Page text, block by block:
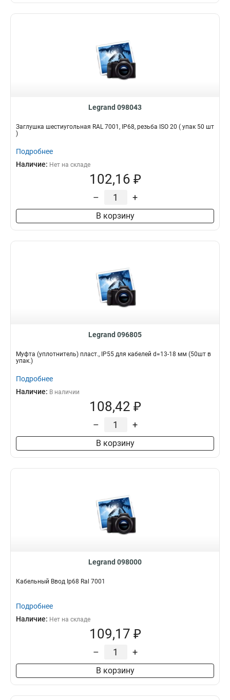
Legrand 098043
Заглушка шестиугольная RAL 7001, IP68, резьба ISO 20 ( упак 50 шт
)
Подробнее
Наличие: Нет на складе
102,16 ₽
– +
В корзину
Legrand 096805
Муфта (уплотнитель) пласт., IP55 для кабелей d=13-18 мм (50шт в
упак.)
Подробнее
Наличие: В наличии
108,42 ₽
– +
В корзину
Legrand 098000
Кабельный Ввод Ip68 Ral 7001
Подробнее
Наличие: Нет на складе
109,17 ₽
– +
В корзину